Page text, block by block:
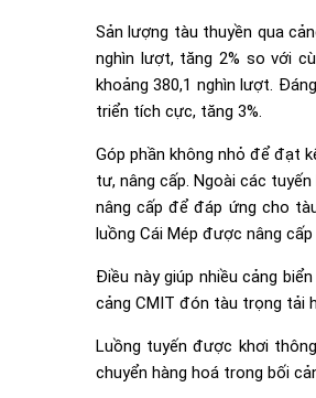
Sản lượng tàu thuyền qua
nghìn lượt, tăng 2% so với
khoảng 380,1 nghìn lượt.
triển tích cực, tăng 3%.
Góp phần không nhỏ để đạt
tư, nâng cấp. Ngoài các
nâng cấp để đáp ứng cho
luồng Cái Mép được nâng
Điều này giúp nhiều cảng
cảng CMIT đón tàu trọng tải
Luồng tuyến được khơi
chuyển hàng hoá trong bối